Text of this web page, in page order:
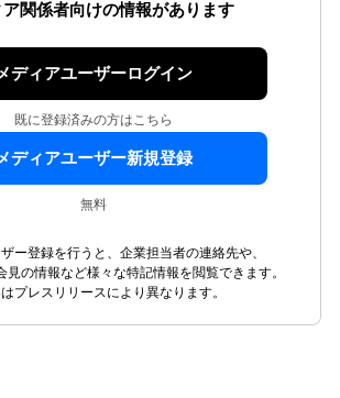
ア関係者向けの情報があります
ディアユーザーログイン
既に登録済みの方はこちら
ディアユーザー新規登録
無料
ー登録を行うと、企業担当者の連絡先や、
見の情報など様々な特記情報を閲覧できます。
プレスリリースにより異なります。